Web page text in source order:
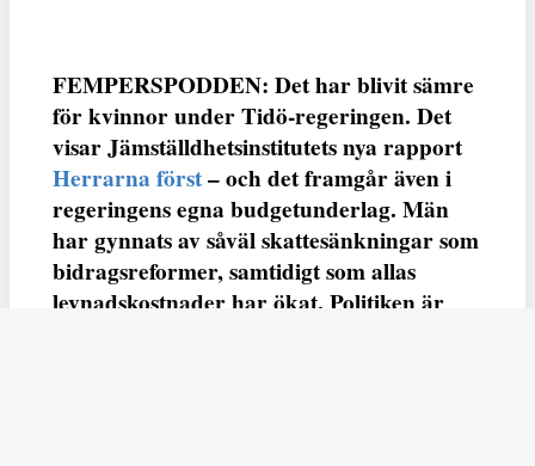
FEMPERSPODDEN: Det har blivit sämre
för kvinnor under Tidö-regeringen. Det
visar Jämställdhetsinstitutets nya rapport
Herrarna först– och det framgår även i
regeringens egna budgetunderlag. Män
har gynnats av såväl skattesänkningar som
bidragsreformer, samtidigt som allas
levnadskostnader har ökat. Politiken är